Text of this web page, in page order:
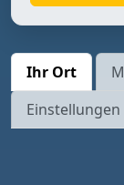
Ihr Ort
Einstellungen